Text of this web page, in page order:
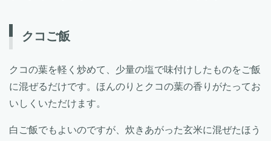
クコご飯
クコの葉を軽く炒めて、少量の塩で味付けしたものをご飯
に混ぜるだけです。ほんのりとクコの葉の香りがたってお
いしくいただけます。
白ご飯でもよいのですが、炊きあがった玄米に混ぜたほう